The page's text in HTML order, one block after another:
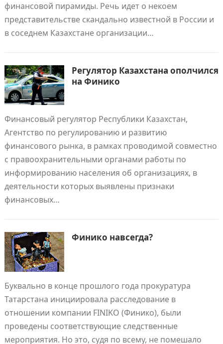
финансовой пирамиды. Речь идет о некоем
представительстве скандально известной в России и
в соседнем Казахстане организации…
Регулятор Казахстана ополчился
на Финико
Финансовый регулятор Республики Казахстан,
Агентство по регулированию и развитию
финансового рынка, в рамках проводимой совместно
с правоохранительными органами работы по
информированию населения об организациях, в
деятельности которых выявлены признаки
финансовых…
Финико навсегда?
Буквально в конце прошлого года прокуратура
Татарстана инициировала расследование в
отношении компании FINIKO (Финико), были
проведены соответствующие следственные
мероприятия. Но это, судя по всему, не помешало